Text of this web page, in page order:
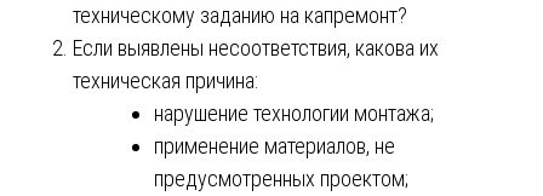
техническому заданию на капремонт?
Если выявлены несоответствия, какова их
техническая причина:
нарушение технологии монтажа;
применение материалов, не
предусмотренных проектом;